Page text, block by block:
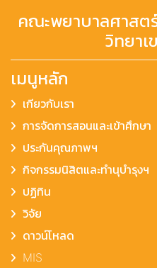
คณะพยาบาลศาส
วิทยา
เมนูหลัก
เกียวกับเรา
การจัดการสอนและเข้าศึกษา
ประกันคุณภาพฯ
กิจกรรมนิสิตและทำนุบำรุงฯ
ปฏิทิน
วิจัย
ดาวน์โหลด
MIS